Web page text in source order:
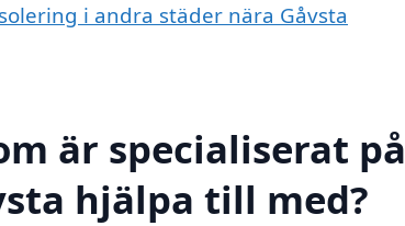
i andra städer nära Gåvsta
är specialiserat på
hjälpa till med?